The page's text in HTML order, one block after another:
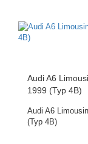
Audi A6
1999 (Typ 4B)
Audi A6
(Typ 4B)